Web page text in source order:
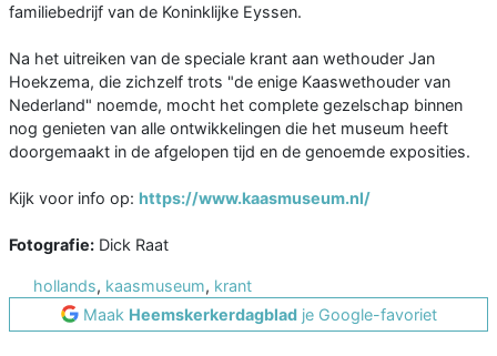
familiebedrijf van de Koninklijke Eyssen.
Na het uitreiken van de speciale krant aan wethouder Jan
Hoekzema, die zichzelf trots "de enige Kaaswethouder van
Nederland" noemde, mocht het complete gezelschap binnen
nog genieten van alle ontwikkelingen die het museum heeft
doorgemaakt in de afgelopen tijd en de genoemde exposities.
Kijk voor info op: https://www.kaasmuseum.nl/
Fotografie: Dick Raat
hollands, kaasmuseum, krant
Maak Heemskerkerdagbladje Google-favoriet